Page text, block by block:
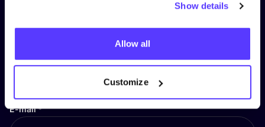
Show details
Allow all
Customize
Schrijf je in op onze nieuwsbrief
en blijf op de hoogte!
Voornaam*
E-mail*